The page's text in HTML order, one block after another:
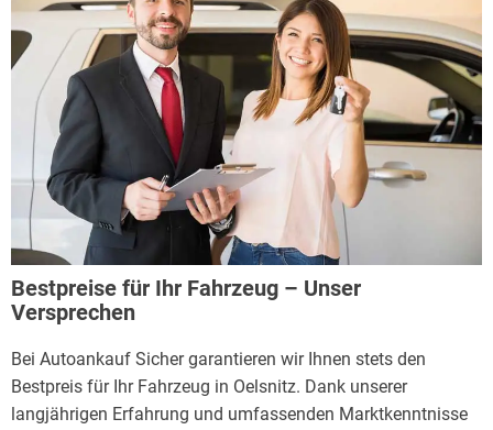
Bestpreise für Ihr Fahrzeug – Unser
Versprechen
Bei Autoankauf Sicher garantieren wir Ihnen stets den
Bestpreis für Ihr Fahrzeug in Oelsnitz. Dank unserer
langjährigen Erfahrung und umfassenden Marktkenntnisse